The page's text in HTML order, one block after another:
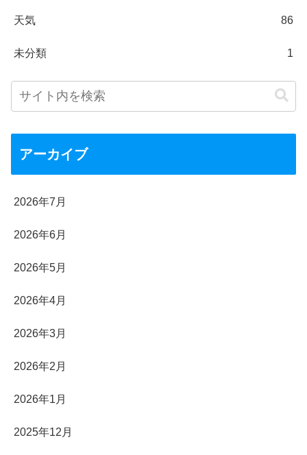
天気 86
未分類 1
アーカイブ
2026年7月
2026年6月
2026年5月
2026年4月
2026年3月
2026年2月
2026年1月
2025年12月